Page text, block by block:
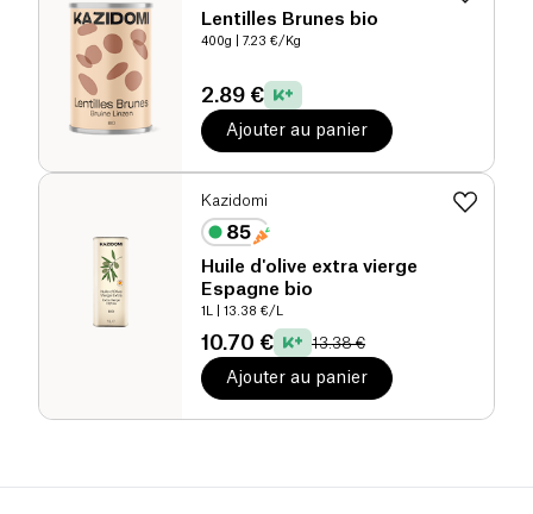
Lentilles Brunes bio
400g | 7.23 €/Kg
2.89 €
Ajouter au panier
Kazidomi
Huile d'olive extra vierge
Espagne bio
1L | 13.38 €/L
10.70 € 13.38 €
Ajouter au panier